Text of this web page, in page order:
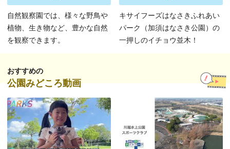
自然観察園では、様々な野鳥や
植物、生き物など、豊かな自然
を観察できます。
キサイフーズはなさきふれあい
パーク（加須はなさき公園）の
一押しのイチョウ並木！
おすすめの
公園みどころ動画